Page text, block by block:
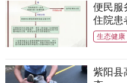
便民服
住院患
生态健康
紫阳县